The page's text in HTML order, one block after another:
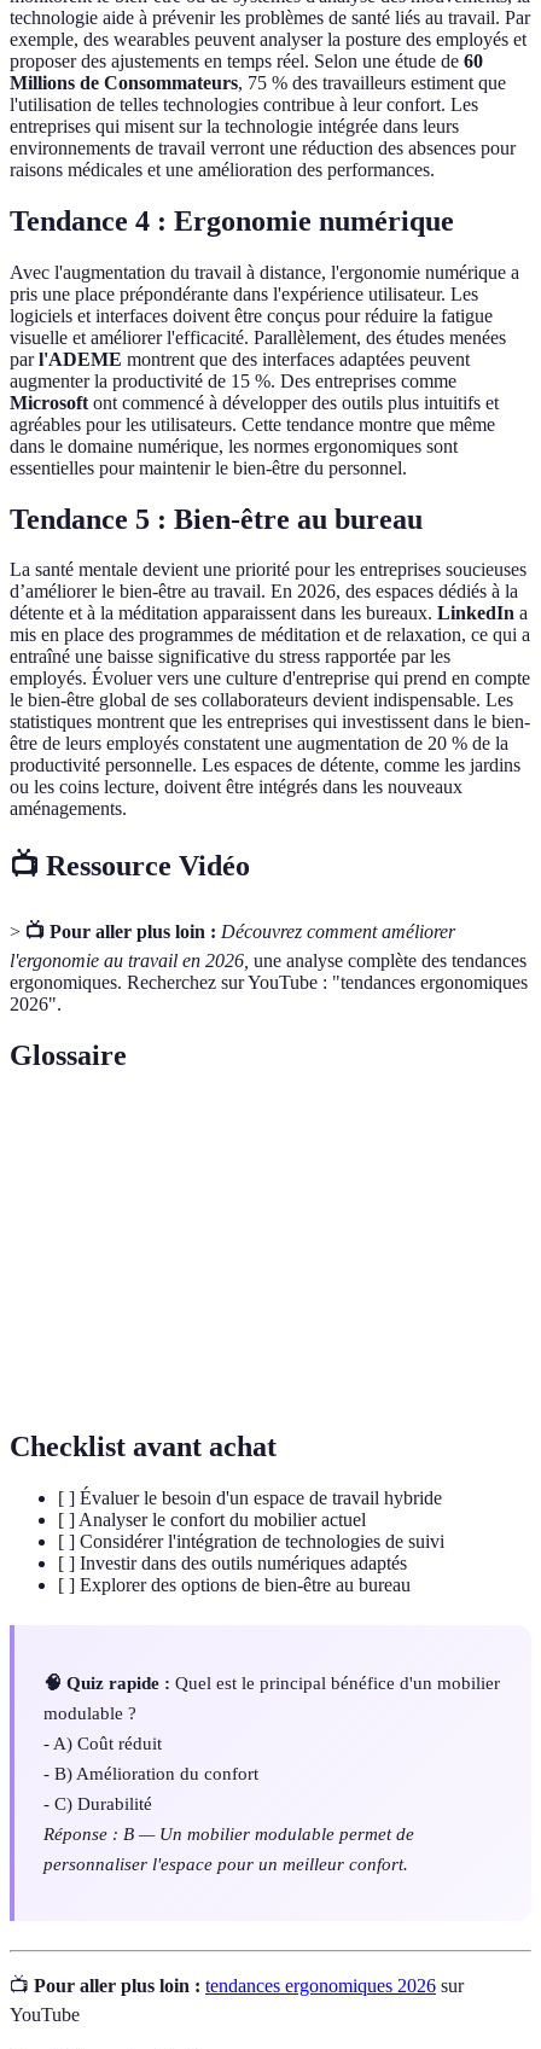
technologie aide à prévenir les problèmes de santé liés au travail. Par
exemple, des wearables peuvent analyser la posture des employés et
proposer des ajustements en temps réel. Selon une étude de 60
Millions de Consommateurs, 75 % des travailleurs estiment que
l'utilisation de telles technologies contribue à leur confort. Les
entreprises qui misent sur la technologie intégrée dans leurs
environnements de travail verront une réduction des absences pour
raisons médicales et une amélioration des performances.
Tendance 4 : Ergonomie numérique
Avec l'augmentation du travail à distance, l'ergonomie numérique a
pris une place prépondérante dans l'expérience utilisateur. Les
logiciels et interfaces doivent être conçus pour réduire la fatigue
visuelle et améliorer l'efficacité. Parallèlement, des études menées
parl'ADEME montrent que des interfaces adaptées peuvent
augmenter la productivité de 15 %. Des entreprises comme
Microsoft ont commencé à développer des outils plus intuitifs et
agréables pour les utilisateurs. Cette tendance montre que même
dans le domaine numérique, les normes ergonomiques sont
essentielles pour maintenir le bien-être du personnel.
Tendance 5 : Bien-être au bureau
La santé mentale devient une priorité pour les entreprises soucieuses
d’améliorer le bien-être au travail. En 2026, des espaces dédiés à la
détente et à la méditation apparaissent dans les bureaux. LinkedIn a
mis en place des programmes de méditation et de relaxation, ce qui a
entraîné une baisse significative du stress rapportée par les
employés. Évoluer vers une culture d'entreprise qui prend en compte
le bien-être global de ses collaborateurs devient indispensable. Les
statistiques montrent que les entreprises qui investissent dans le bien-
être de leurs employés constatent une augmentation de 20 % de la
productivité personnelle. Les espaces de détente, comme les jardins
ou les coins lecture, doivent être intégrés dans les nouveaux
aménagements.
📺 Ressource Vidéo
> 📺 Pour aller plus loin : Découvrez comment améliorer
l'ergonomie au travail en 2026, une analyse complète des tendances
ergonomiques. Recherchez sur YouTube : "tendances ergonomiques
2026".
Glossaire
Checklist avant achat
[ ] Évaluer le besoin d'un espace de travail hybride
[ ] Analyser le confort du mobilier actuel
[ ] Considérer l'intégration de technologies de suivi
[ ] Investir dans des outils numériques adaptés
[ ] Explorer des options de bien-être au bureau
🧠 Quiz rapide : Quel est le principal bénéfice d'un mobilier
modulable ?
- A) Coût réduit
- B) Amélioration du confort
- C) Durabilité
Réponse : B — Un mobilier modulable permet de
personnaliser l'espace pour un meilleur confort.
📺 Pour aller plus loin : tendances ergonomiques 2026 sur
YouTube